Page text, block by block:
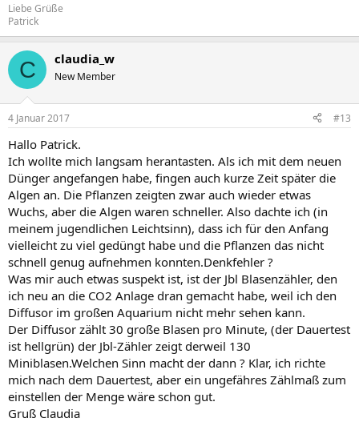
Liebe Grüße
Patrick
C claudia_w
New Member
4 Januar 2017 #13
Hallo Patrick.
Ich wollte mich langsam herantasten. Als ich mit dem neuen
Dünger angefangen habe, fingen auch kurze Zeit später die
Algen an. Die Pflanzen zeigten zwar auch wieder etwas
Wuchs, aber die Algen waren schneller. Also dachte ich (in
meinem jugendlichen Leichtsinn), dass ich für den Anfang
vielleicht zu viel gedüngt habe und die Pflanzen das nicht
schnell genug aufnehmen konnten.Denkfehler ?
Was mir auch etwas suspekt ist, ist der Jbl Blasenzähler, den
ich neu an die CO2 Anlage dran gemacht habe, weil ich den
Diffusor im großen Aquarium nicht mehr sehen kann.
Der Diffusor zählt 30 große Blasen pro Minute, (der Dauertest
ist hellgrün) der Jbl-Zähler zeigt derweil 130
Miniblasen.Welchen Sinn macht der dann ? Klar, ich richte
mich nach dem Dauertest, aber ein ungefähres Zählmaß zum
einstellen der Menge wäre schon gut.
Gruß Claudia